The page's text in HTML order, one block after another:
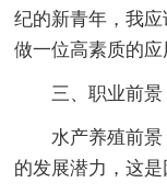
纪的新青年，我
做一位高素质的应
三、职业前景
水产养殖前景
的发展潜力，这是